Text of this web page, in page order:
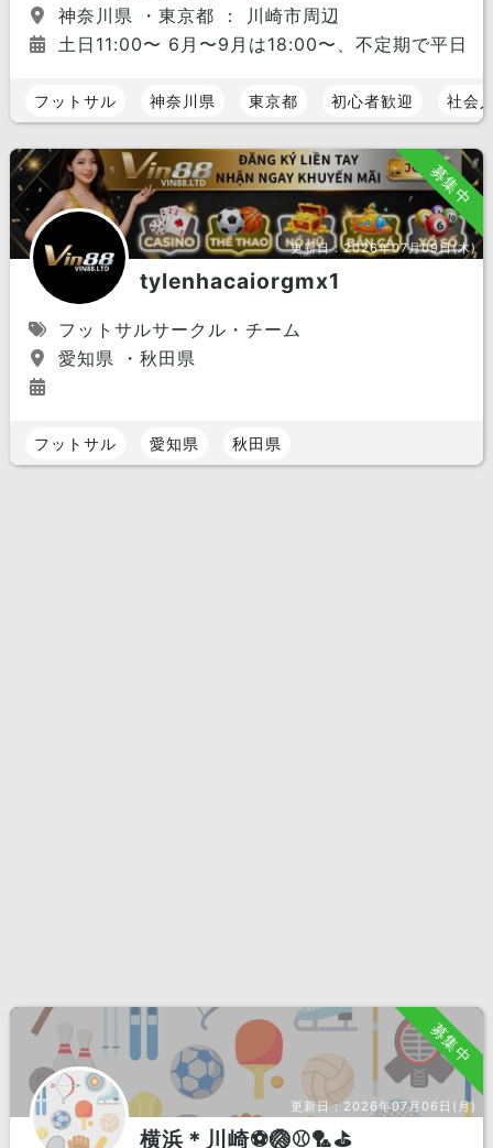
神奈川県 ・東京都 ： 川崎市周辺
土日11:00〜 6月〜9月は18:00〜、不定期で平日開
フットサル 神奈川県 東京都 初心者歓迎 社会
募集中
更新日：2026年07月09日(木)
tylenhacaiorgmx1
フットサルサークル・チーム
愛知県 ・秋田県
フットサル 愛知県 秋田県
募集中
更新日：2026年07月06日(月)
横浜＊川崎⚽️🏐⚾️🏸⛳️